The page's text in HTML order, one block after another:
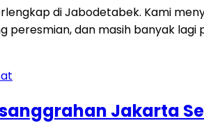
di Jabodetabek. Kami
peresmian, dan masih banyak
Jakarta